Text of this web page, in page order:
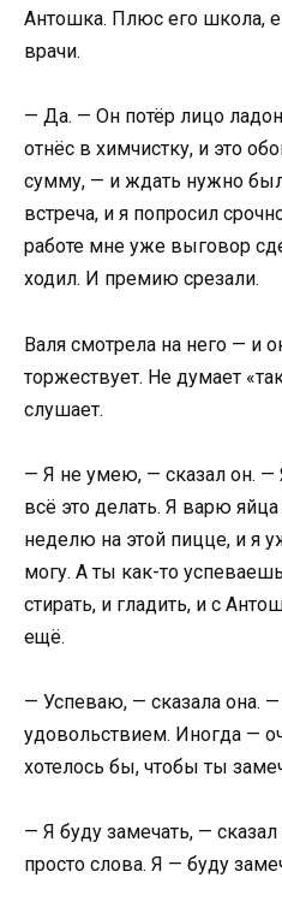
Антошка. Плюс его школа,
врачи.
— Да. — Он потёр лицо
отнёс в химчистку, и это
сумму, — и ждать нужно
встреча, и я попросил
работе мне уже выговор
ходил. И премию срезали.
Валя смотрела на него — и
торжествует. Не думает
слушает.
— Я не умею, — сказал он.
всё это делать. Я варю
неделю на этой пицце, и я
могу. А ты как-то
стирать, и гладить, и с
ещё.
— Успеваю, — сказала она.
удовольствием. Иногда —
хотелось бы, чтобы ты
— Я буду замечать, —
просто слова. Я — буду